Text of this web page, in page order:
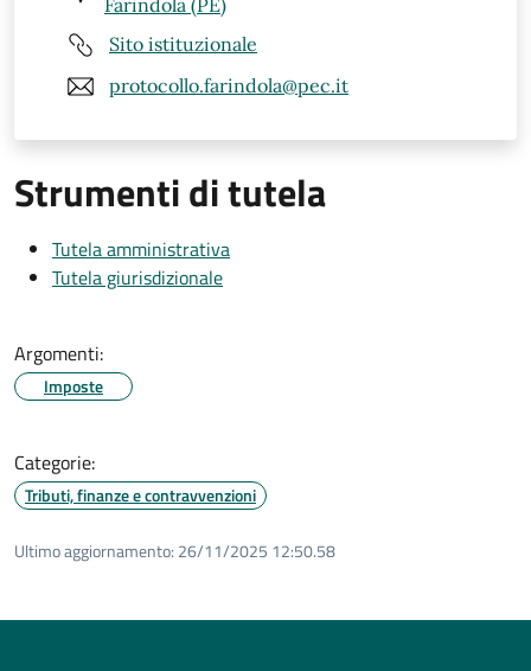
Sito istituzionale
protocollo.farindola@pec.it
Strumenti di tutela
Tutela amministrativa
Tutela giurisdizionale
Argomenti:
Imposte
Categorie:
Tributi, finanze e contravvenzioni
Ultimo aggiornamento: 26/11/2025 12:50.58